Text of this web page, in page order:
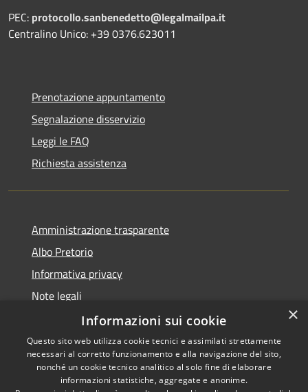
PEC: protocollo.sanbenedetto@legalmailpa.it
Centralino Unico: +39 0376.623011
Prenotazione appuntamento
Segnalazione disservizio
Leggi le FAQ
Richiesta assistenza
Amministrazione trasparente
Albo Pretorio
Informativa privacy
Note legali
Dichiarazione di accessibilità
RSS Copyright © 2021 • Città
×
Informazioni sui cookie
Questo sito web utilizza cookie tecnici e assimilati strettamente
necessari al corretto funzionamento e alla navigazione del sito,
nonché un cookie tecnico analitico al solo fine di elaborare
informazioni statistiche, aggregate e anonime.